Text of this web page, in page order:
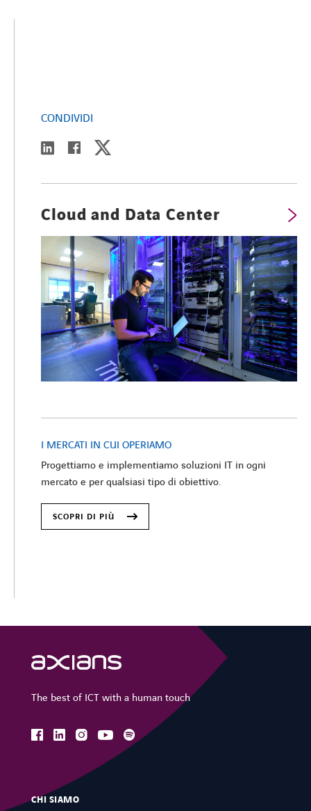
FACEBOOKLINKEDININSTAGRAM
YOUTUBE
SPOTIFY
SPOTIFY
CONDIVIDI
linkedin facebook
Cloud and Data Center
I MERCATI IN CUI OPERIAMO
Progettiamo e implementiamo soluzioni IT in ogni
mercato e per qualsiasi tipo di obiettivo.
SCOPRI DI PIÙ
The best of ICT with a human touch
facebooklinkedininstagramyoutube
spotify
CHI SIAMO